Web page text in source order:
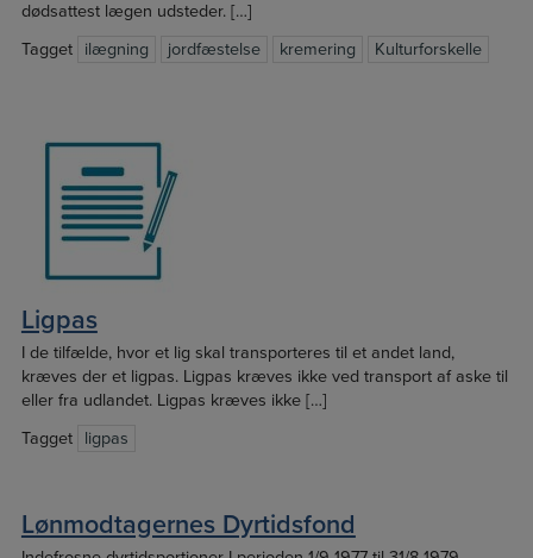
dødsattest lægen udsteder. […]
Tagget
ilægning jordfæstelse kremering Kulturforskelle
Ligpas
I de tilfælde, hvor et lig skal transporteres til et andet land,
kræves der et ligpas. Ligpas kræves ikke ved transport af aske til
eller fra udlandet. Ligpas kræves ikke […]
Tagget
ligpas
Lønmodtagernes Dyrtidsfond